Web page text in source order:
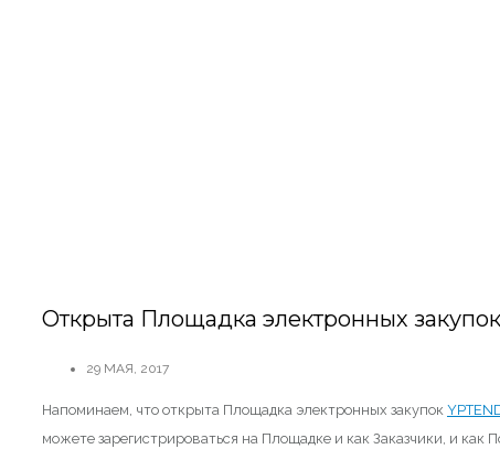
Открыта Площадка электронных
29 МАЯ, 2017
Напоминаем, что открыта Площадка электронных закупок
можете зарегистрироваться на Площадке и как Заказчики, и как